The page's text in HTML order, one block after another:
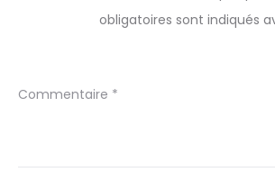
obligatoires sont indiqués
Commentaire *